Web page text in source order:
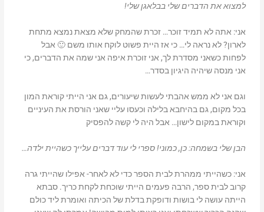
למצוא את הדברים שלי בבלאגן שלי!
אני: אתה לא תמיד זוכר… זכרת שהמחק שלא מצאת נמצא מתחת
לארון? לא נראה לי… כי אז היית פשוט לוקח אותו משם 🙂 אבל
לפחות כשאני מסדרת לך, אני זוכרת איפה אני שמה את הדברים, כי
אני מנסה שיהיה היגיון בסדר…
וגם אני לא ממש אהבתי לעשות שיעורים, גם אני הייתי קוראת המון
בכל מקום, גם בהיחבא בלילה וכעסו עליי שאני הורסת את העיניים
וקוראת במקום לישון… אבל היה לי קשה להפסיק
הבן שלי בשמחה: כן, כמוני! ספרי לי עוד דברים עלייך כשהיית ילדה…
אני: כשהייתי ממהרת לבית הספר כדי לא לאחר- אפילו שהייתי גרה
קרוב לבית ספר, הרבה פעמים הייתי שוכחת לקחת כריך. סבתא
הייתה עושה לי בושות ודופקת בדלת של הכיתה ואומרת ליד כולם